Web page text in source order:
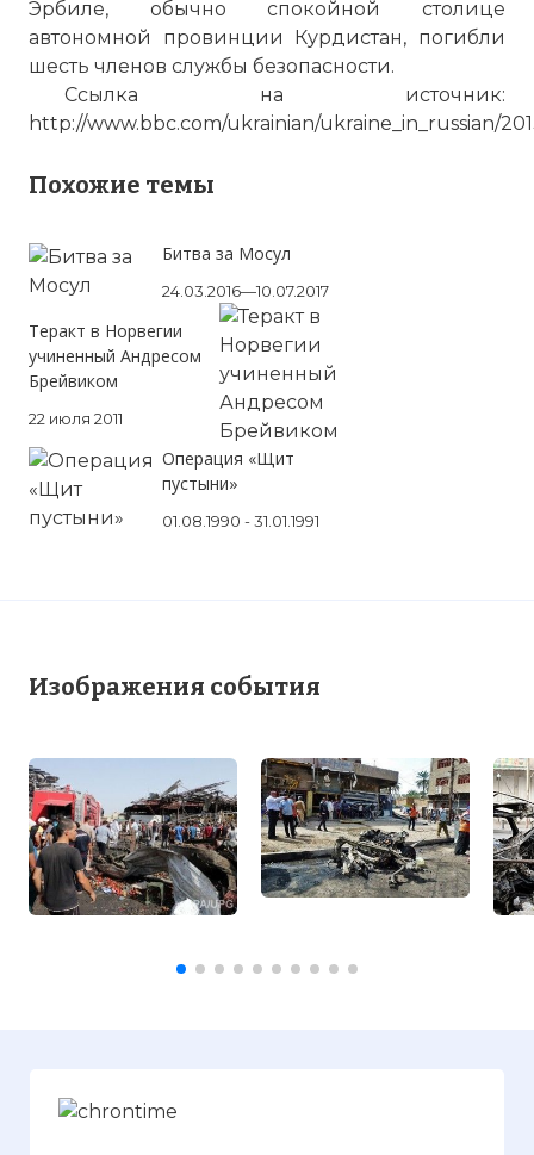
Эрбиле, обычно спокойной столице
автономной провинции Курдистан, погибли
шесть членов службы безопасности.
Ссылка на источник:
http://www.bbc.com/ukrainian/ukraine_in_russian/
Похожие темы
Битва за Мосул
24.03.2016—10.07.2017
Теракт в Норвегии
учиненный Андресом
Брейвиком
22 июля 2011
Операция «Щит
пустыни»
01.08.1990 - 31.01.1991
Изображения события
В различных районах Багдада
ранения.
Фото статьи: